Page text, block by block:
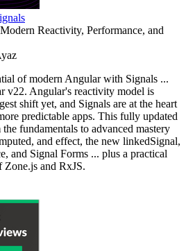
Reactivity, Performance, and
of modern Angular with Signals ...
v22. Angular's reactivity model is
shift yet, and Signals are at the heart
predictable apps. This fully updated
fundamentals to advanced mastery
and effect, the new linkedSignal,
and Signal Forms ... plus a practical
and RxJS.